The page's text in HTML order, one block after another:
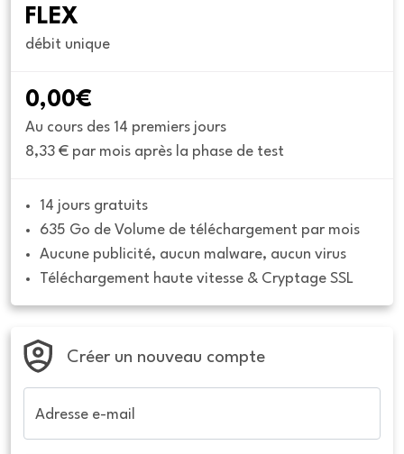
FLEX
débit unique
0,00€
Au cours des 14 premiers jours
8,33 € par mois après la phase de test
14 jours gratuits
635 Go de Volume de téléchargement par mois
Aucune publicité, aucun malware, aucun virus
Téléchargement haute vitesse & Cryptage SSL
Créer un nouveau compte
Adresse e-mail